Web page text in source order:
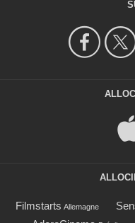
Filmstarts Allemagne